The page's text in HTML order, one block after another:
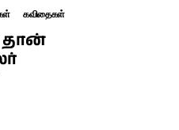
கவிதைகள்
தான்